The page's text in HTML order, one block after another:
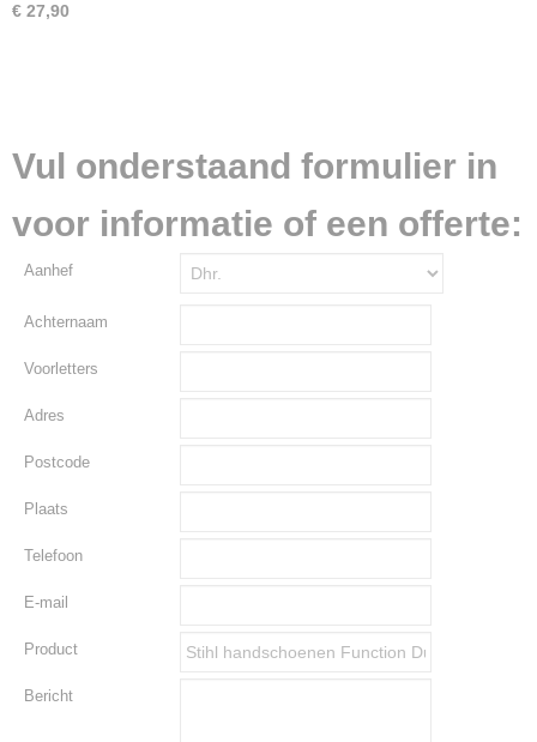
€ 27,90
Vul onderstaand formulier in
voor informatie of een offerte:
Aanhef
Achternaam
Voorletters
Adres
Postcode
Plaats
Telefoon
E-mail
Product
Bericht